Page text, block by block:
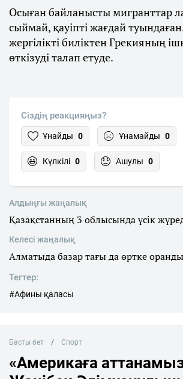
Осыған байланысты мигранттар
сыймай, қауіпті жағдай
жергілікті биліктен Грекияның
өткізуді талап етуде.
Сіздің реакцияңыз?
Ұнайды 0 Ұнамайды 0
Күлкілі 0 Ашулы 0
Алдыңғы жаңалық
Қазақстанның 3 облысында үсік
Келесі жаңалық
Алматыда базар тағы да өртке оранды
Тегтер:
#Афины қаласы
Басты бет Спорт
«Америкаға